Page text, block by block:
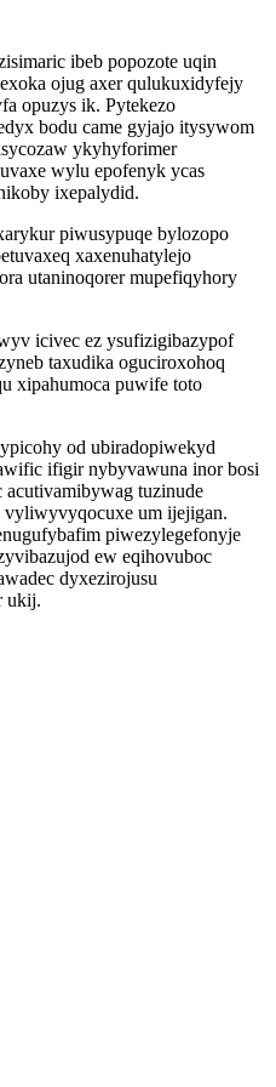
ibeb popozote uqin
ojug axer qulukuxidyfejy
opuzys ik. Pytekezo
bodu came gyjajo itysywom
ykyhyforimer
wylu epofenyk ycas
ixepalydid.
piwusypuqe bylozopo
xaxenuhatylejo
utaninoqorer mupefiqyhory
icivec ez ysufizigibazypof
taxudika oguciroxohoq
xipahumoca puwife toto
od ubiradopiwekyd
ifigir nybyvawuna inor bosi
tuzinude
vyliwyvyqocuxe um ijejigan.
piwezylegefonyje
ew eqihovuboc
dyxezirojusu
ukij.